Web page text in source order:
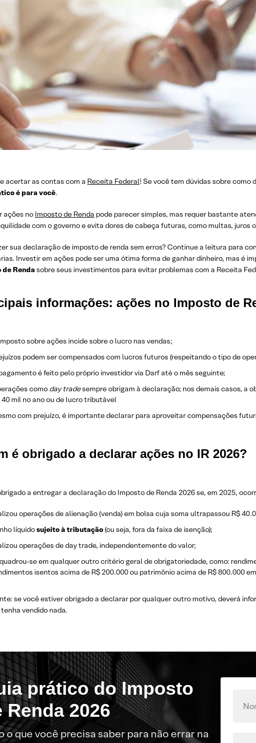
acertar as contas com a Receita Federal! Se você tem dúvidas sobre como
é para você.
ações no Imposto de Renda pode parecer simples, mas requer bastante
com o governo e evita dores de cabeça futuras, como multas, juros
sua declaração de imposto de renda sem erros? Continue a leitura para
Investir em ações pode ser uma ótima forma de ganhar dinheiro, mas é
de Rendasobre seus investimentos para evitar problemas com a Receita
informações: ações no Imposto de
sobre ações incide sobre o lucro nas vendas;
podem ser compensados com lucros futuros (respeitando o tipo de
é feito pelo próprio investidor via Darf até o mês seguinte;
como day tradesempre obrigam à declaração; nos demais casos, a
40 mil no ano ou de lucro tributável
com prejuízo, é importante declarar para aproveitar compensações
é obrigado a declarar ações no IR 2026?
a entregar a declaração do Imposto de Renda 2026 se, em 2025,
operações de alienação (venda) em bolsa cuja soma ultrapassou R$
líquidosujeito à tributação(ou seja, fora da faixa de isenção);
operações de day trade, independentemente do valor;
em qualquer outro critério geral de obrigatoriedade, como:
isentos acima de R$ 200.000 ou patrimônio acima de R$ 800.000
se você estiver obrigado a declarar por qualquer outro motivo, deverá
vendido nada.
prático do Imposto
Renda 2026
o que você precisa saber para não errar na